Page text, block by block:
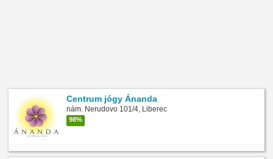
Centrum jógy Ánanda
nám. Nerudovo 101/4, Liberec
98%